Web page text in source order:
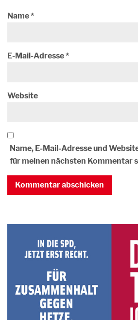
Name*
E-Mail-Adresse*
Website
Name, E-Mail-Adresse und
für meinen nächsten Kommentar